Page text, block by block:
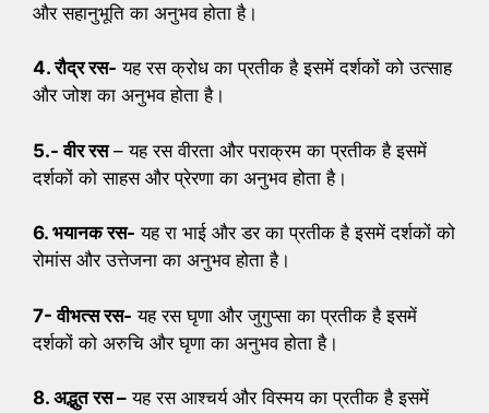
और सहानुभूति का अनुभव होता है।
4. रौद्र रस- यह रस क्रोध का प्रतीक है इसमें दर्शकों को उत्साह
और जोश का अनुभव होता है।
5.- वीर रस– यह रस वीरता और पराक्रम का प्रतीक है इसमें
दर्शकों को साहस और प्रेरणा का अनुभव होता है।
6. भयानक रस- यह रा भाई और डर का प्रतीक है इसमें दर्शकों को
रोमांस और उत्तेजना का अनुभव होता है।
7- वीभत्स रस- यह रस घृणा और जुगुप्सा का प्रतीक है इसमें
दर्शकों को अरुचि और घृणा का अनुभव होता है।
8. अद्भुत रस – यह रस आश्चर्य और विस्मय का प्रतीक है इसमें